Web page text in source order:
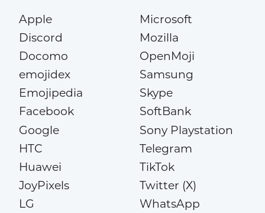
Apple
Discord
Docomo
emojidex
Emojipedia
Facebook
Google
HTC
Huawei
JoyPixels
LG
Microsoft
Mozilla
OpenMoji
Samsung
Skype
SoftBank
Sony Playstation
Telegram
TikTok
Twitter (X)
WhatsApp